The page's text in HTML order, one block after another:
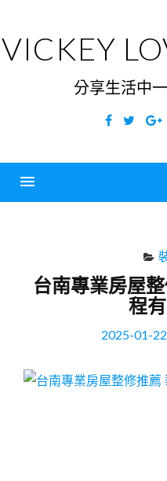
content
VICKEY
分享生活中
Facebook
Twitter
台南專業房屋
程
2025-01-22